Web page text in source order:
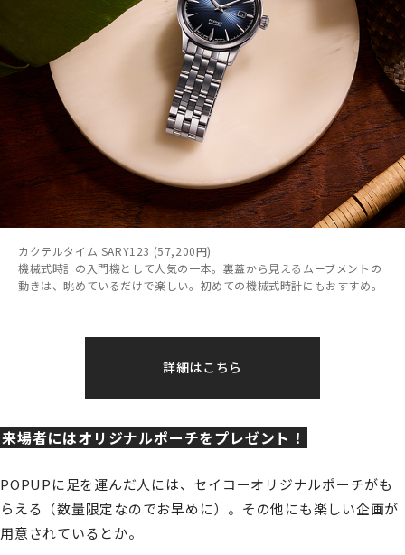
カクテルタイム SARY123 (57,200円)
機械式時計の入門機として人気の一本。裏蓋から見えるムーブメントの
動きは、眺めているだけで楽しい。初めての機械式時計にもおすすめ。
詳細はこちら
来場者にはオリジナルポーチをプレゼント！
POPUPに足を運んだ人には、セイコーオリジナルポーチがも
らえる（数量限定なのでお早めに）。その他にも楽しい企画が
用意されているとか。